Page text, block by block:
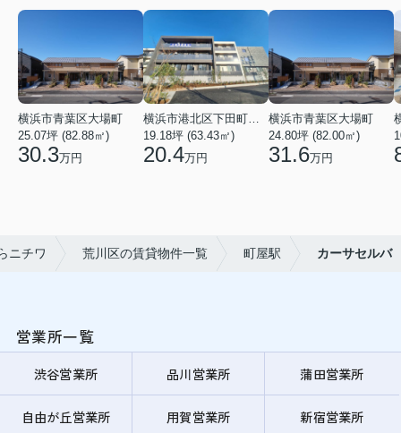
横浜市青葉区大場町
25.07坪 (82.88㎡)
30.3万円
19.18坪 (63.43㎡)
20.4万円
横浜市青葉区大場町
24.80坪 (82.00㎡)
31.6万円
ニチワ 荒川区の賃貸物件一覧 町屋駅 カーサセルバ
営業所一覧
渋谷営業所 品川営業所 蒲田営業所
自由が丘営業所 用賀営業所 新宿営業所